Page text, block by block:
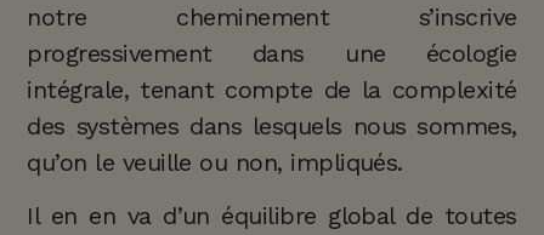
notre cheminement s’inscrive
progressivement dans une écologie
intégrale, tenant compte de la complexité
des systèmes dans lesquels nous sommes,
qu’on le veuille ou non, impliqués.
Il en en va d’un équilibre global de toutes